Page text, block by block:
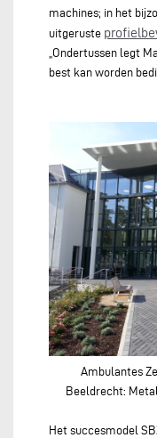
machines; in het
uitgeruste
„Ondertussen legt
best kan worden
Ambulantes
Beeldrecht:
Het succesmodel